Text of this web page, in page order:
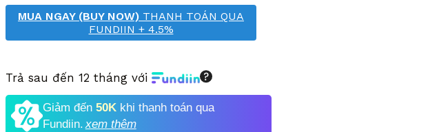
MUA NGAY (BUY NOW) THANH TOÁN QUA
FUNDIIN + 4.5%
Trả sau đến 12 tháng với
Giảm đến 50K khi thanh toán qua
Fundiin. xem thêm